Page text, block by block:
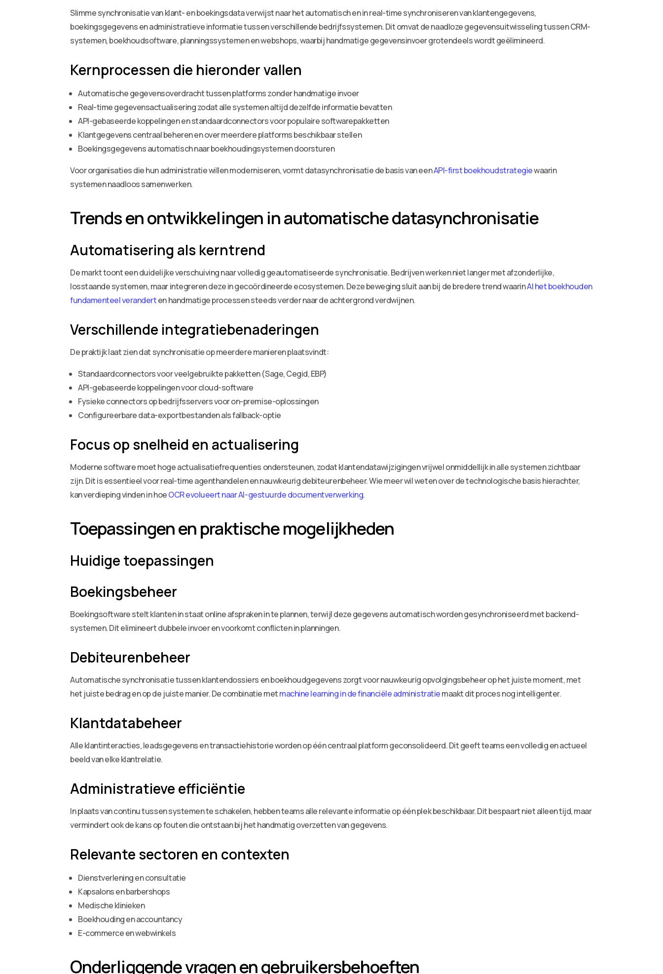
Slimme synchronisatie van klant- en boekingsdata verwijst naar het automatisch en in real-time synchroniseren van klantengegevens,
boekingsgegevens en administratieve informatie tussen verschillende bedrijfssystemen. Dit omvat de naadloze gegevensuitwisseling tussen CRM-
systemen, boekhoudsoftware, planningssystemen en webshops, waarbij handmatige gegevensinvoer grotendeels wordt geëlimineerd.
Kernprocessen die hieronder vallen
Automatische gegevensoverdracht tussen platforms zonder handmatige invoer
Real-time gegevensactualisering zodat alle systemen altijd dezelfde informatie bevatten
API-gebaseerde koppelingen en standaardconnectors voor populaire softwarepakketten
Klantgegevens centraal beheren en over meerdere platforms beschikbaar stellen
Boekingsgegevens automatisch naar boekhoudingsystemen doorsturen
Voor organisaties die hun administratie willen moderniseren, vormt datasynchronisatie de basis van eenAPI-first boekhoudstrategiewaarin
systemen naadloos samenwerken.
Trends en ontwikkelingen in automatische datasynchronisatie
Automatisering als kerntrend
De markt toont een duidelijke verschuiving naar volledig geautomatiseerde synchronisatie. Bedrijven werken niet langer met afzonderlijke,
losstaande systemen, maar integreren deze in gecoördineerde ecosystemen. Deze beweging sluit aan bij de bredere trend waarinAI het boekhouden
fundamenteel veranderten handmatige processen steeds verder naar de achtergrond verdwijnen.
Verschillende integratiebenaderingen
De praktijk laat zien dat synchronisatie op meerdere manieren plaatsvindt:
Standaardconnectors voor veelgebruikte pakketten (Sage, Cegid, EBP)
API-gebaseerde koppelingen voor cloud-software
Fysieke connectors op bedrijfsservers voor on-premise-oplossingen
Configureerbare data-exportbestanden als fallback-optie
Focus op snelheid en actualisering
Moderne software moet hoge actualisatiefrequenties ondersteunen, zodat klantendatawijzigingen vrijwel onmiddellijk in alle systemen zichtbaar
zijn. Dit is essentieel voor real-time agenthandelen en nauwkeurig debiteurenbeheer. Wie meer wil weten over de technologische basis hierachter,
kan verdieping vinden in hoeOCR evolueert naar AI-gestuurde documentverwerking.
Toepassingen en praktische mogelijkheden
Huidige toepassingen
Boekingsbeheer
Boekingsoftware stelt klanten in staat online afspraken in te plannen, terwijl deze gegevens automatisch worden gesynchroniseerd met backend-
systemen. Dit elimineert dubbele invoer en voorkomt conflicten in planningen.
Debiteurenbeheer
Automatische synchronisatie tussen klantendossiers en boekhoudgegevens zorgt voor nauwkeurig opvolgingsbeheer op het juiste moment, met
het juiste bedrag en op de juiste manier. De combinatie metmachine learning in de financiële administratiemaakt dit proces nog intelligenter.
Klantdatabeheer
Alle klantinteracties, leadsgegevens en transactiehistorie worden op één centraal platform geconsolideerd. Dit geeft teams een volledig en actueel
beeld van elke klantrelatie.
Administratieve efficiëntie
In plaats van continu tussen systemen te schakelen, hebben teams alle relevante informatie op één plek beschikbaar. Dit bespaart niet alleen tijd, maar
vermindert ook de kans op fouten die ontstaan bij het handmatig overzetten van gegevens.
Relevante sectoren en contexten
Dienstverlening en consultatie
Kapsalons en barbershops
Medische klinieken
Boekhouding en accountancy
E-commerce en webwinkels
Onderliggende vragen en gebruikersbehoeften